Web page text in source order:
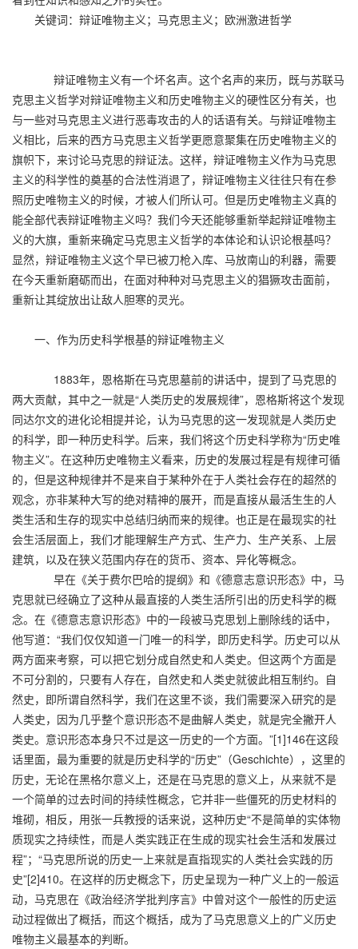
关键词：辩证唯物主义；马克思主义；欧洲激进哲学
辩证唯物主义有一个坏名声。这个名声的来历，既与苏联马
克思主义哲学对辩证唯物主义和历史唯物主义的硬性区分有关，也
与一些对马克思主义进行恶毒攻击的人的话语有关。与辩证唯物主
义相比，后来的西方马克思主义哲学更愿意聚集在历史唯物主义的
旗帜下，来讨论马克思的辩证法。这样，辩证唯物主义作为马克思
主义的科学性的奠基的合法性消退了，辩证唯物主义往往只有在参
照历史唯物主义的时候，才被人们所认可。但是历史唯物主义真的
能全部代表辩证唯物主义吗？我们今天还能够重新举起辩证唯物主
义的大旗，重新来确定马克思主义哲学的本体论和认识论根基吗？
显然，辩证唯物主义这个早已被刀枪入库、马放南山的利器，需要
在今天重新磨砺而出，在面对种种对马克思主义的猖獗攻击面前，
重新让其绽放出让敌人胆寒的灵光。
一、作为历史科学根基的辩证唯物主义
1883年，恩格斯在马克思墓前的讲话中，提到了马克思的
两大贡献，其中之一就是“人类历史的发展规律”，恩格斯将这个发现
同达尔文的进化论相提并论，认为马克思的这一发现就是人类历史
的科学，即一种历史科学。后来，我们将这个历史科学称为“历史唯
物主义”。在这种历史唯物主义看来，历史的发展过程是有规律可循
的，但是这种规律并不是来自于某种外在于人类社会存在的超然的
观念，亦非某种大写的绝对精神的展开，而是直接从最活生生的人
类生活和生存的现实中总结归纳而来的规律。也正是在最现实的社
会生活层面上，我们才能理解生产方式、生产力、生产关系、上层
建筑，以及在狭义范围内存在的货币、资本、异化等概念。
早在《关于费尔巴哈的提纲》和《德意志意识形态》中，马
克思就已经确立了这种从最直接的人类生活所引出的历史科学的概
念。在《德意志意识形态》中的一段被马克思划上删除线的话中，
他写道：“我们仅仅知道一门唯一的科学，即历史科学。历史可以从
两方面来考察，可以把它划分成自然史和人类史。但这两个方面是
不可分割的，只要有人存在，自然史和人类史就彼此相互制约。自
然史，即所谓自然科学，我们在这里不谈，我们需要深入研究的是
人类史，因为几乎整个意识形态不是曲解人类史，就是完全撇开人
类史。意识形态本身只不过是这一历史的一个方面。”[1]146在这段
话里面，最为重要的就是历史科学的“历史”（Geschichte），这里的
历史，无论在黑格尔意义上，还是在马克思的意义上，从来就不是
一个简单的过去时间的持续性概念，它并非一些僵死的历史材料的
堆砌，相反，用张一兵教授的话来说，这种历史“不是简单的实体物
质现实之持续性，而是人类实践正在生成的现实社会生活和发展过
程”；“马克思所说的历史一上来就是直指现实的人类社会实践的历
史”[2]410。在这样的历史概念下，历史呈现为一种广义上的一般运
动，马克思在《政治经济学批判序言》中曾对这个一般性的历史运
动过程做出了概括，而这个概括，成为了马克思意义上的广义历史
唯物主义最基本的判断。